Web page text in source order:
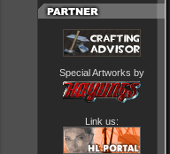
Special Artworks by
Link us: